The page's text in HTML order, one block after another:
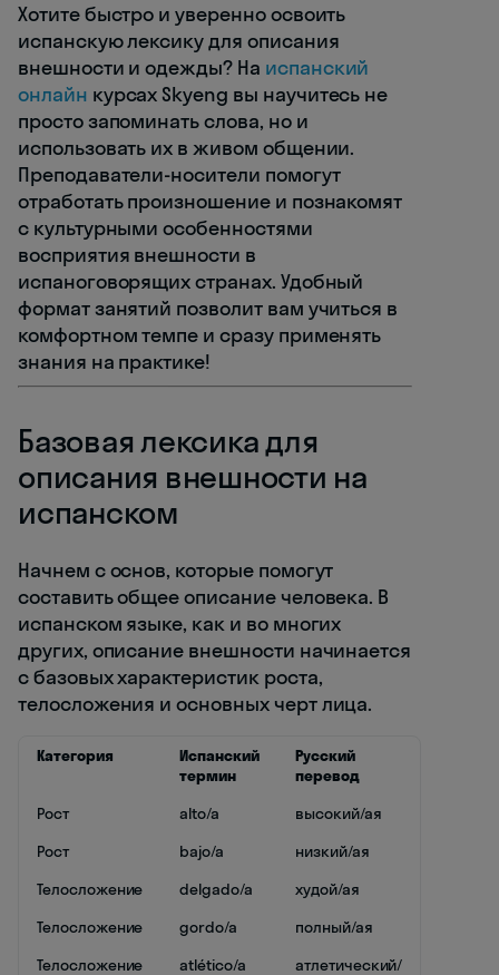
Хотите быстро и уверенно освоить
испанскую лексику для описания
внешности и одежды? На испанский
онлайн курсах Skyeng вы научитесь не
просто запоминать слова, но и
использовать их в живом общении.
Преподаватели-носители помогут
отработать произношение и познакомят
с культурными особенностями
восприятия внешности в
испаноговорящих странах. Удобный
формат занятий позволит вам учиться в
комфортном темпе и сразу применять
знания на практике!
Базовая лексика для
описания внешности на
испанском
Начнем с основ, которые помогут
составить общее описание человека. В
испанском языке, как и во многих
других, описание внешности начинается
с базовых характеристик роста,
телосложения и основных черт лица.
Категория
Испанский
термин
Русский
перевод
Рост
alto/a
высокий/ая
Рост
bajo/a
низкий/ая
Телосложение
delgado/a
худой/ая
Телосложение
gordo/a
полный/ая
Телосложение
atlético/a
атлетический/